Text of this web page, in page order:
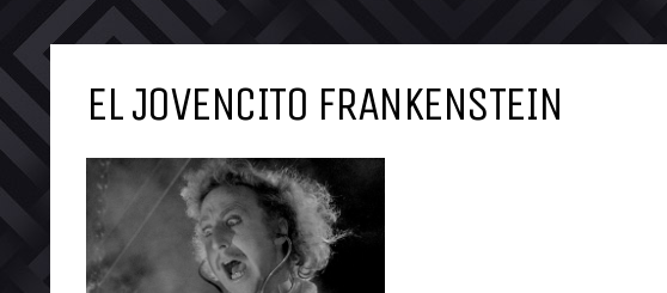
EL JOVENCITO FRANKENSTEIN